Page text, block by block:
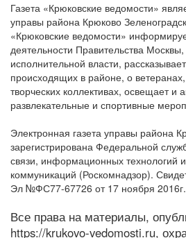
Газета «Крюковские ведомости»
управы района Крюково
«Крюковские ведомости»
деятельности Правительства
исполнительной власти,
происходящих в районе, о
творческих коллективах, освещает и
развлекательные и спортивные
Электронная газета управы района
зарегистрирована Федеральной
связи, информационных технологий
коммуникаций (Роскомнадзор).
Эл №ФС77-67726 от 17 ноября 2016г.
Все права на материалы,
https://krukovo-vedomosti.ru,